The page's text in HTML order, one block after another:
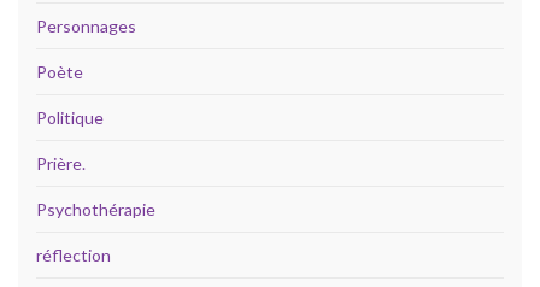
Personnages
Poète
Politique
Prière.
Psychothérapie
réflection